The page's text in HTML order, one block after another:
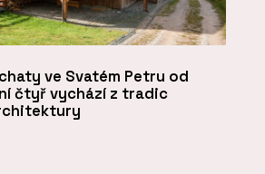
ve Svatém Petru od
čtyř vychází z tradic